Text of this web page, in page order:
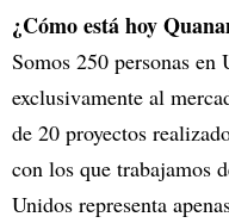
¿Cómo está hoy
Somos 250 personas en
exclusivamente al
de 20 proyectos
con los que trabajamos
Unidos representa